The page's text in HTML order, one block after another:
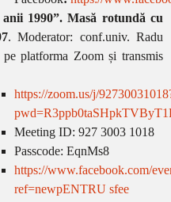
1990”. Masă rotundă cu
. Moderator: conf.univ. Radu
pe platforma Zoom și transmis
https://zoom.us/j/
Meeting ID: 927 3003 1018
Passcode: EqnMs8
https://www.facebook.com/
ref=newpENTRU sfee